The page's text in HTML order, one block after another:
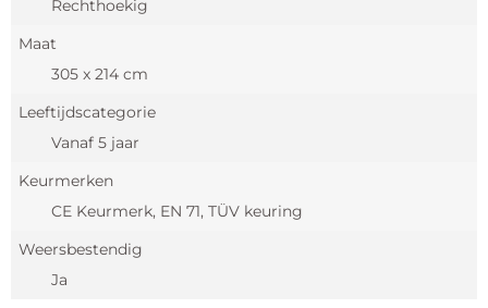
Rechthoekig
Maat
305 x 214 cm
Leeftijdscategorie
Vanaf 5 jaar
Keurmerken
CE Keurmerk, EN 71, TÜV keuring
Weersbestendig
Ja